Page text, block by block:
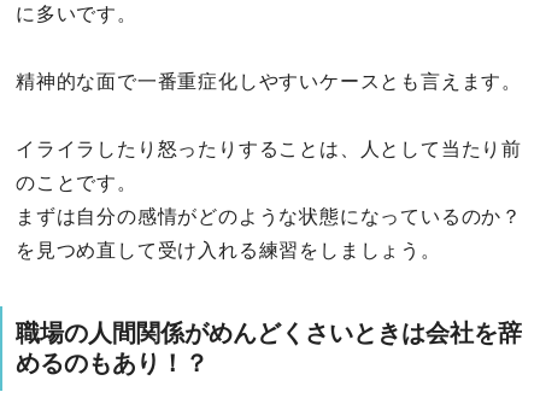
に多いです。
精神的な面で一番重症化しやすいケースとも言えます。
イライラしたり怒ったりすることは、人として当たり前
のことです。
まずは自分の感情がどのような状態になっているのか？
を見つめ直して受け入れる練習をしましょう。
職場の人間関係がめんどくさいときは会社を辞
めるのもあり！？